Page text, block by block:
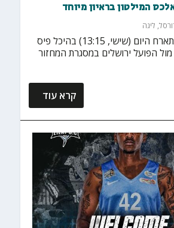
המילטון בראיון מיוחד
, ליגה
הפועל אילת תתארח היום (שישי, 13:15) בהיכל פיס
הפועל ירושלים במסגרת המחזור
קרא עוד